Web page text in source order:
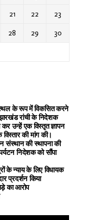
21 22 23
28 29 30
स्थल के रूप में विकसित करने
रांची के निदेशक
उन्हें एक विस्तृत ज्ञापन
की मांग की।
संस्थान की स्थापना की
निदेशक को सौंपा
के न्याय के लिए विधायक
प्रदर्शन किया
का आरोप